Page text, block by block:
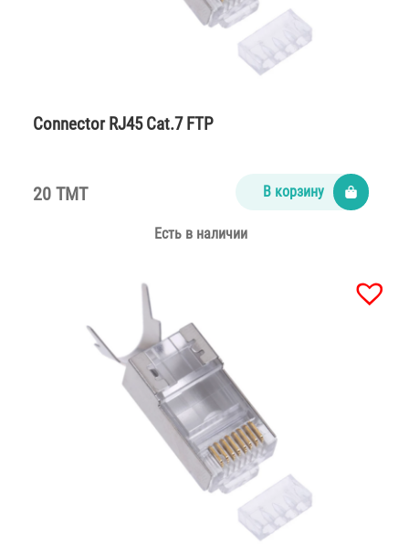
Connector RJ45 Cat.7 FTP
20 TMT В корзину
Есть в наличии